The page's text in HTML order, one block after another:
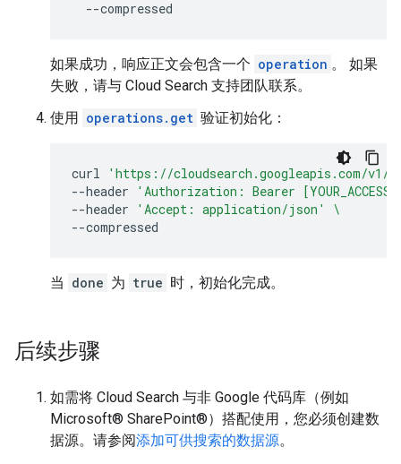
如果成功，响应正文会包含一个 operation 。 如果
失败，请与 Cloud Search 支持团队联系。
使用 operations.get 验证初始化：
curl
'https://cloudsearch.googleapis.com/v1/
--header
'Authorization: Bearer
--header
'Accept: application/json'
\
当 done 为 true 时，初始化完成。
后续步骤
如需将 Cloud Search 与非 Google 代码库（例如
Microsoft® SharePoint®）搭配使用，您必须创建数
据源。请参阅添加可供搜索的数据源。